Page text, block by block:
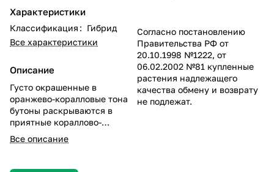
Характеристики
Классификация : Гибрид
Все характеристики
Описание
Густо окрашенные в
оранжево-коралловые тона
бутоны раскрываются в
приятные кораллово-
абрикосовые цветки. Два
ряда крупных, плотных
идеальную форму чаши, с
Все описание
Согласно постановлению
Правительства РФ от
20.10.1998 №1222, от
06.02.2002 №81 купленные
растения надлежащего
качества обмену и возврату
не подлежат.